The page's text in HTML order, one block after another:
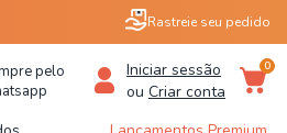
Rastreie seu pedido
pelo
Iniciar sessão
ou Criar conta
0